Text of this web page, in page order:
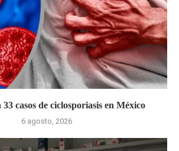
casos de ciclosporiasis en México
6 agosto, 2026